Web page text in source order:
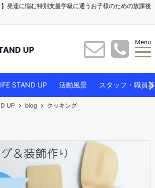
】発達に悩む特別支援学級に通うお子様のための放課後
UP
Menu
STAND UP 活動風景 スタッフ・職員
UP blog クッキング